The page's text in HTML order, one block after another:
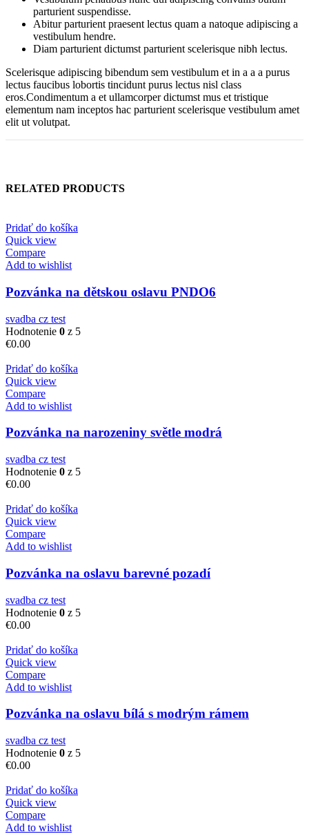
parturient suspendisse.
Abitur parturient praesent lectus quam a natoque adipiscing a
vestibulum hendre.
Diam parturient dictumst parturient scelerisque nibh lectus.
Scelerisque adipiscing bibendum sem vestibulum et in a a a purus
lectus faucibus lobortis tincidunt purus lectus nisl class
eros.Condimentum a et ullamcorper dictumst mus et tristique
elementum nam inceptos hac parturient scelerisque vestibulum amet
elit ut volutpat.
RELATED PRODUCTS
Pridať do košíka
Quick view
Compare
Add to wishlist
Pozvánka na dětskou oslavu PNDO6
svadba cz test
Hodnotenie 0 z 5
€0.00
Pridať do košíka
Quick view
Compare
Add to wishlist
Pozvánka na narozeniny světle modrá
svadba cz test
Hodnotenie 0 z 5
€0.00
Pridať do košíka
Quick view
Compare
Add to wishlist
Pozvánka na oslavu barevné pozadí
svadba cz test
Hodnotenie 0 z 5
€0.00
Pridať do košíka
Quick view
Compare
Add to wishlist
Pozvánka na oslavu bílá s modrým rámem
svadba cz test
Hodnotenie 0 z 5
€0.00
Pridať do košíka
Quick view
Compare
Add to wishlist